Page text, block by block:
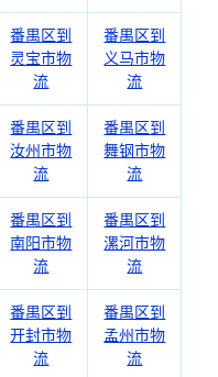
番禺区到
灵宝市物
流
番禺区到
义马市物
流
番禺区到
汝州市物
流
番禺区到
舞钢市物
流
番禺区到
南阳市物
流
番禺区到
漯河市物
流
番禺区到
开封市物
流
番禺区到
孟州市物
流